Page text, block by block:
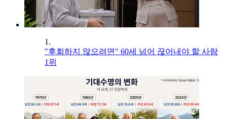
1.
"후회하지 않으려면" 60세 넘어 끊어내야 할 사람
1위